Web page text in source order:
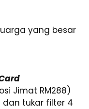
yang besar
Jimat RM288)
dan tukar filter 4